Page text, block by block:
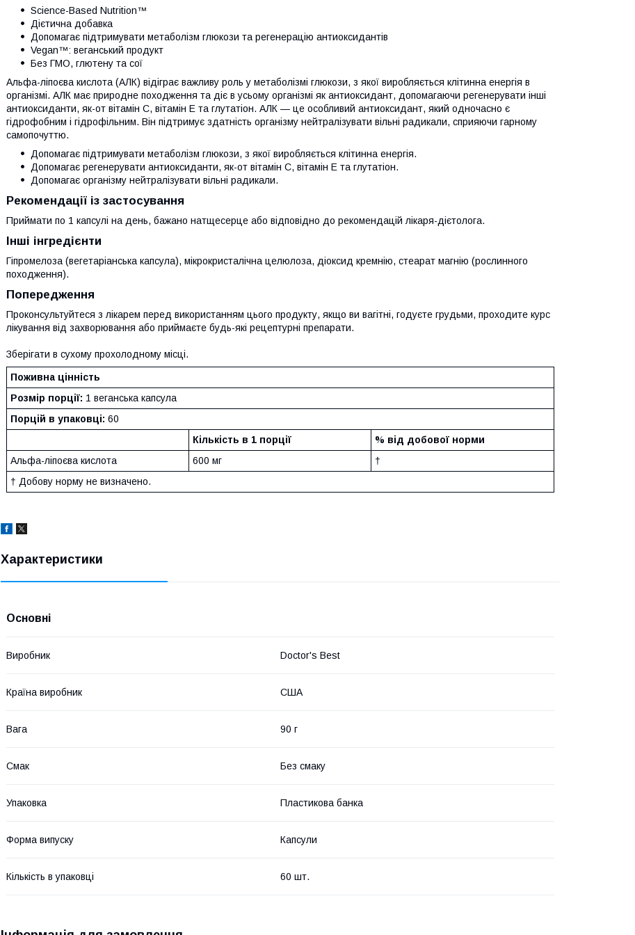
Science-Based Nutrition™
Дієтична добавка
Допомагає підтримувати метаболізм глюкози та регенерацію антиоксидантів
Vegan™: веганський продукт
Без ГМО, глютену та сої
Альфа-ліпоєва кислота (АЛК) відіграє важливу роль у метаболізмі глюкози, з якої виробляється клітинна енергія в
організмі. АЛК має природне походження та діє в усьому організмі як антиоксидант, допомагаючи регенерувати інші
антиоксиданти, як-от вітамін C, вітамін E та глутатіон. АЛК — це особливий антиоксидант, який одночасно є
гідрофобним і гідрофільним. Він підтримує здатність організму нейтралізувати вільні радикали, сприяючи гарному
самопочуттю.
Допомагає підтримувати метаболізм глюкози, з якої виробляється клітинна енергія.
Допомагає регенерувати антиоксиданти, як-от вітамін C, вітамін E та глутатіон.
Допомагає організму нейтралізувати вільні радикали.
Рекомендації із застосування
Приймати по 1 капсулі на день, бажано натщесерце або відповідно до рекомендацій лікаря-дієтолога.
Інші інгредієнти
Гіпромелоза (вегетаріанська капсула), мікрокристалічна целюлоза, діоксид кремнію, стеарат магнію (рослинного
походження).
Попередження
Проконсультуйтеся з лікарем перед використанням цього продукту, якщо ви вагітні, годуєте грудьми, проходите курс
лікування від захворювання або приймаєте будь-які рецептурні препарати.
Зберігати в сухому прохолодному місці.
Поживна цінність
Розмір порції: 1 веганська капсула
Порцій в упаковці: 60
Кількість в 1 порції
% від добової норми
Альфа-ліпоєва кислота
600 мг
†
† Добову норму не визначено.
Характеристики
Основні
Виробник Doctor's Best
Країна виробник США
Вага 90 г
Смак Без смаку
Упаковка Пластикова банка
Форма випуску Капсули
Кількість в упаковці 60 шт.